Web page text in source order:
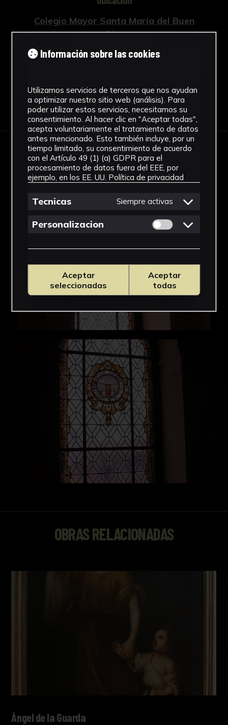
Colegio Mayor Santa María del Buen
Aire
Ver más
Descargar Ficha
IMÁGENES
OBRAS RELACIONADAS
Ángel de la Guarda
Información sobre las cookies
Utilizamos servicios de terceros que nos ayudan
a optimizar nuestro sitio web (análisis). Para
poder utilizar estos servicios, necesitamos su
consentimiento. Al hacer clic en "Aceptar todas",
acepta voluntariamente el tratamiento de datos
antes mencionado. Esto también incluye, por un
tiempo limitado, su consentimiento de acuerdo
con el Artículo 49 (1) (a) GDPR para el
procesamiento de datos fuera del EEE, por
ejemplo, en los EE. UU. Política de privacidad
Tecnicas Siempre activas
Personalizacion Permitir cookies
Aceptar
seleccionadas
Aceptar
todas